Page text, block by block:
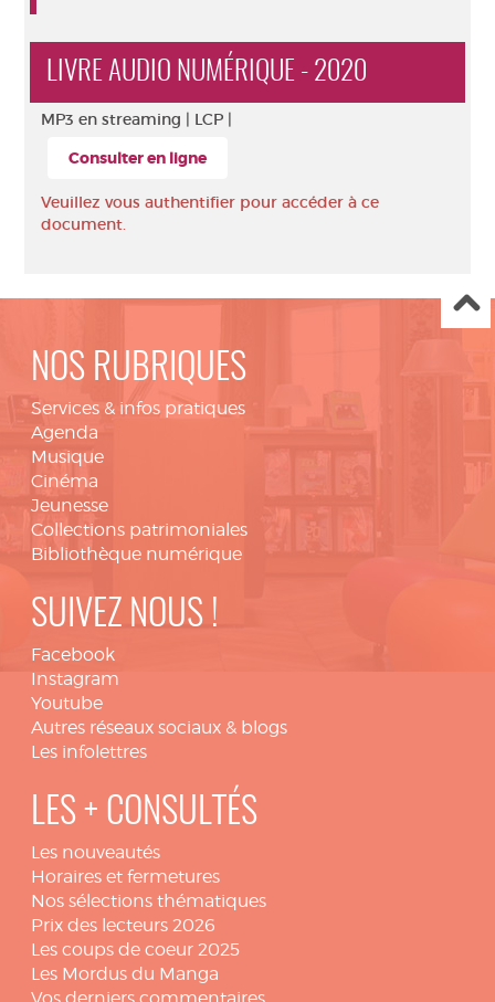
LIVRE AUDIO NUMÉRIQUE - 2020
MP3 en streaming | LCP |
Consulter en ligne
Veuillez vous authentifier pour accéder à ce
document.
NOS RUBRIQUES
Services & infos pratiques
Agenda
Musique
Cinéma
Jeunesse
Collections patrimoniales
Bibliothèque numérique
SUIVEZ NOUS !
Facebook
Instagram
Youtube
Autres réseaux sociaux & blogs
Les infolettres
LES + CONSULTÉS
Les nouveautés
Horaires et fermetures
Nos sélections thématiques
Prix des lecteurs 2026
Les coups de coeur 2025
Les Mordus du Manga